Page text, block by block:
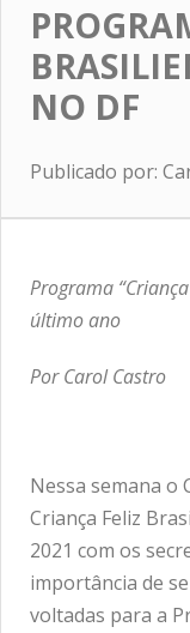
NO DF
Publicado por:
Programa
último ano
Por Carol Castro
Nessa semana o
Criança Feliz
2021 com os
importância de
voltadas para a